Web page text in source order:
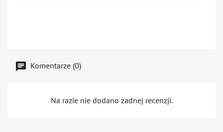
Komentarze (0)
Na razie nie dodano żadnej recenzji.